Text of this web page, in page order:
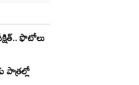
ఫొటోలు
పాత్రల్లో